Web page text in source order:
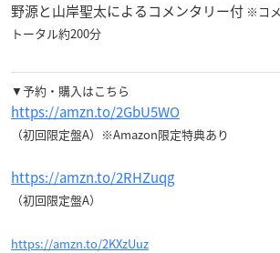
野源と山岸聖太によるコメンタリー付 ※コ
トータル約200分
▼予約・購入はこちら
https://amzn.to/2GbU5WO
（初回限定盤A）※Amazon限定特典あり
https://amzn.to/2RHZuqg
（初回限定盤A）
https://amzn.to/2KXzUuz